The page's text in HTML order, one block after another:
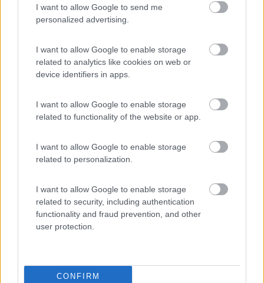
I want to allow Google to send me
personalized advertising.
I want to allow Google to enable storage
related to analytics like cookies on web or
device identifiers in apps.
I want to allow Google to enable storage
related to functionality of the website or app.
I want to allow Google to enable storage
related to personalization.
I want to allow Google to enable storage
related to security, including authentication
functionality and fraud prevention, and other
user protection.
CONFIRM
ecostar
37392
In risposta al messaggio dialdutidel03/09/2018alle
ciao Mario...si infatti mi sembrava strano, infatti dove lo avevo letto ora
agriturismo con piazzole e servizi con docce oltre che provare le bontà
della zona…..tu sai darmi qualche dritta? mandi
agriturismo in zona ben organizzato di buona forchetta e buon
bicchiere ma sicuramente qualche camperista parmense saprà
Inserito il 04/09/2018 alle: 15:45:22